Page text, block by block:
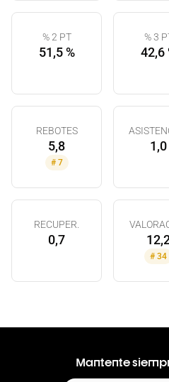
% 2 PT
51,5 %
% 3
42,6
REBOTES
5,8
# 7
1,0
RECUPER.
0,7
# 34
Mantente